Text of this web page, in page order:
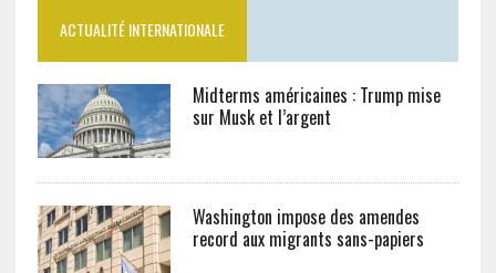
ACTUALITÉ INTERNATIONALE
Midterms américaines : Trump mise
sur Musk et l’argent
Washington impose des amendes
record aux migrants sans-papiers